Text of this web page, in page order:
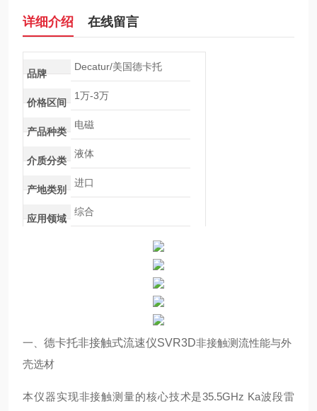
详细介绍 在线留言
品牌
Decatur/美国德卡托
价格区间
1万-3万
产品种类
电磁
介质分类
液体
产地类别
进口
应用领域
综合
一、 德卡托非接触式流速仪SVR3D非接触测流性能与外
壳选材
本仪器实现非接触测量的核心技术是35.5GHz Ka波段雷